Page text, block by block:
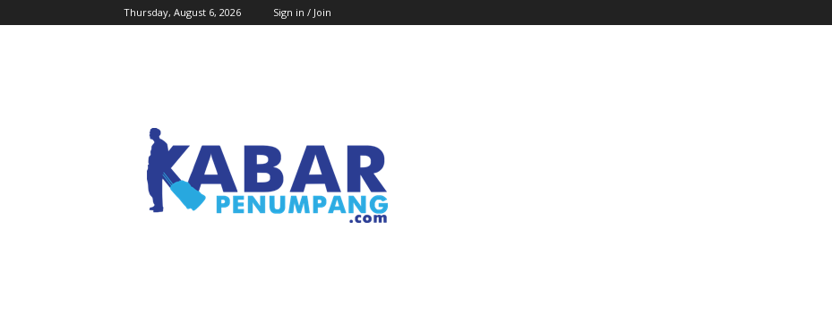
Thursday, August 6, 2026 Sign in / Join